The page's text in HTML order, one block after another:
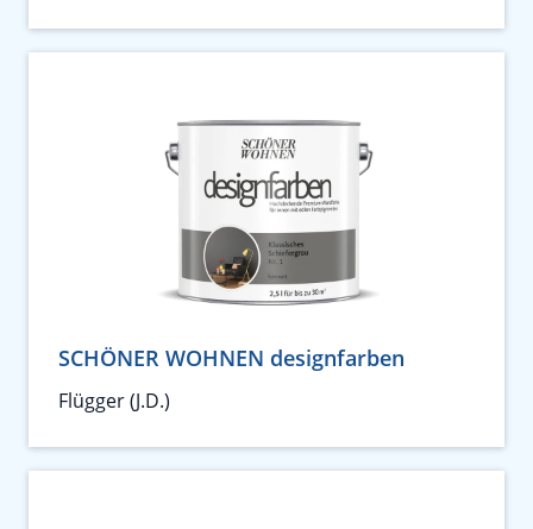
SCHÖNER WOHNEN designfarben
Flügger (J.D.)